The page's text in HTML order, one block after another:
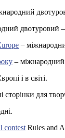
двотуровий
–
–
і в світі.
сторінки для
contest Rules and